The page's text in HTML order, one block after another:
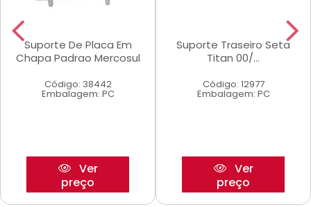
Suporte De Placa Em
Chapa Padrao Mercosul
Código: 38442
Embalagem: PC
Ver
preço
Suporte Traseiro Seta
Titan 00/...
Código: 12977
Embalagem: PC
Ver
preço